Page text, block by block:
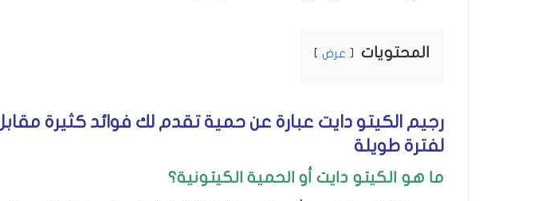
المحتويات عرض
رجيم الكيتو دايت عبارة عن حمية تقدم لك فوائد كثيرة مقابل
لفترة طويلة
ما هو الكيتو دايت أو الحمية الكيتونية؟